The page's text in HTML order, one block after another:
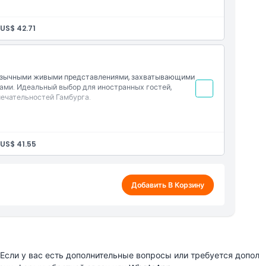
US$ 42.71
живыми представлениями, захватывающими
Идеальный выбор для иностранных гостей,
Гамбурга.
US$ 41.55
Добавить В Корзину
у вас есть дополнительные вопросы или требуется